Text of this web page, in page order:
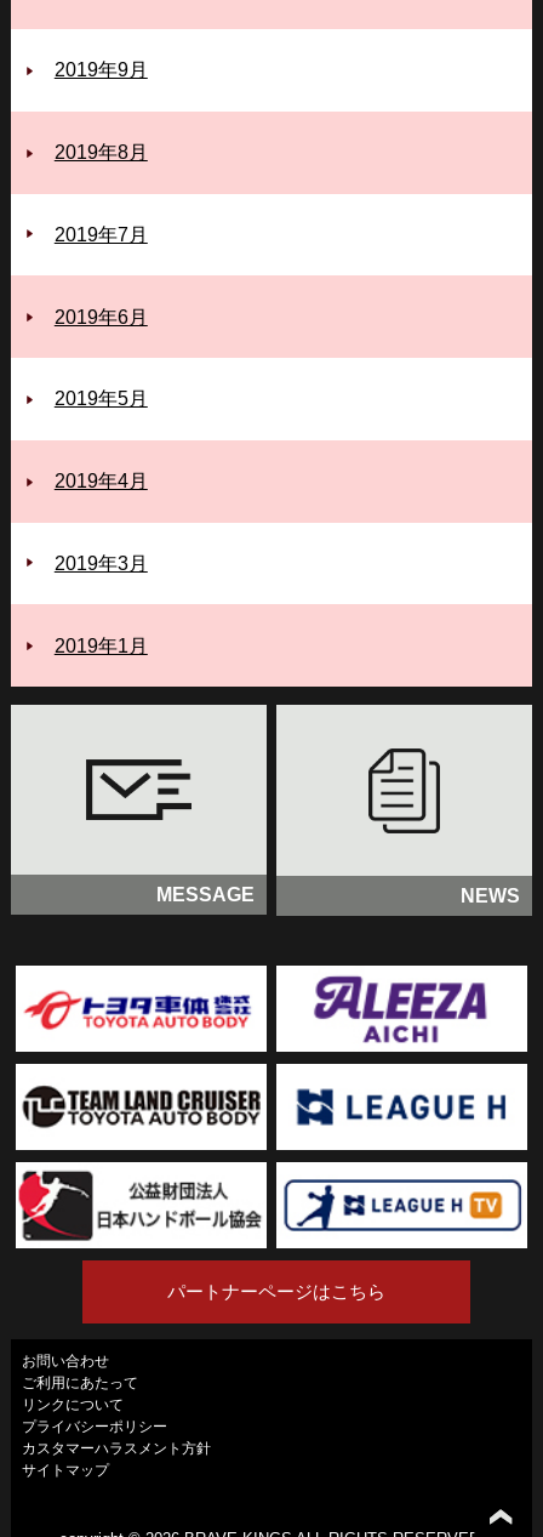
2019年9月
2019年8月
2019年7月
2019年6月
2019年5月
2019年4月
2019年3月
2019年1月
MESSAGE NEWS
パートナーページはこちら
お問い合わせ
ご利用にあたって
リンクについて
プライバシーポリシー
カスタマーハラスメント方針
サイトマップ